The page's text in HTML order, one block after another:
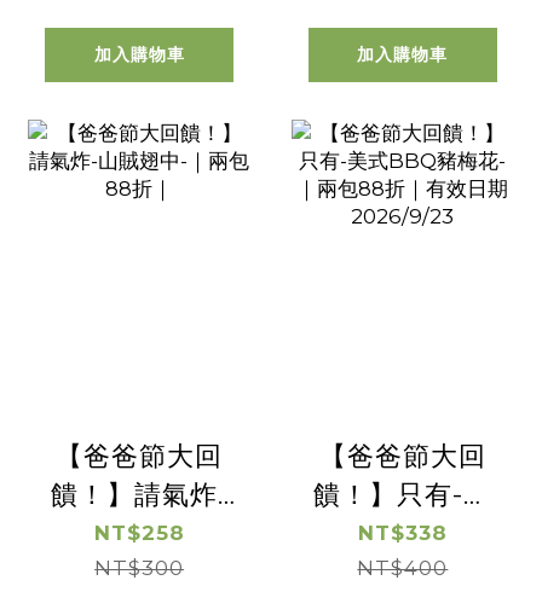
加入購物車 加入購物車
【爸爸節大回
饋！】請氣炸-
山賊翅中-｜兩
包88折｜
NT$258
NT$300
【爸爸節大回
饋！】只有-美
式BBQ豬梅花-
｜兩包88折｜有
NT$338
NT$400